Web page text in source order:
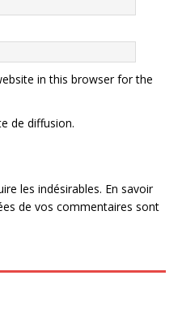
in this browser for the
de diffusion.
les indésirables. En savoir
de vos commentaires sont